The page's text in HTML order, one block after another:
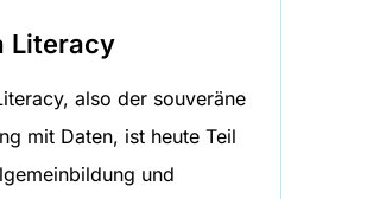
Literacy
also der souveräne
mit Daten, ist heute Teil
und